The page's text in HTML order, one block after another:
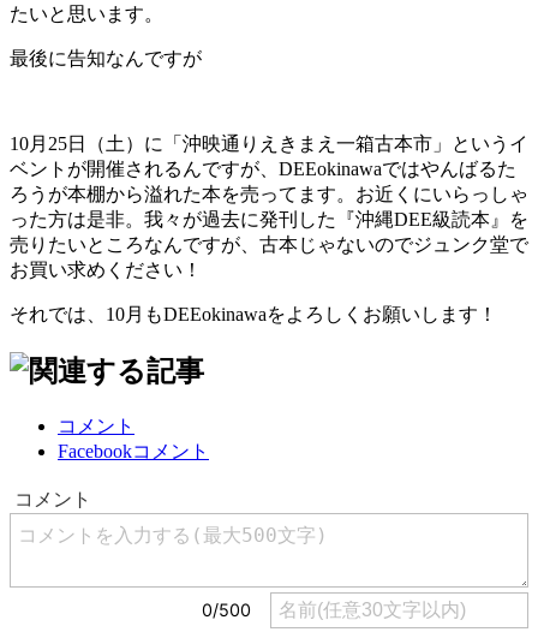
たいと思います。
最後に告知なんですが
10月25日（土）に「沖映通りえきまえ一箱古本市」というイ
ベントが開催されるんですが、DEEokinawaではやんばるた
ろうが本棚から溢れた本を売ってます。お近くにいらっしゃ
った方は是非。我々が過去に発刊した『沖縄DEE級読本』を
売りたいところなんですが、古本じゃないのでジュンク堂で
お買い求めください！
それでは、10月もDEEokinawaをよろしくお願いします！
コメント
Facebookコメント